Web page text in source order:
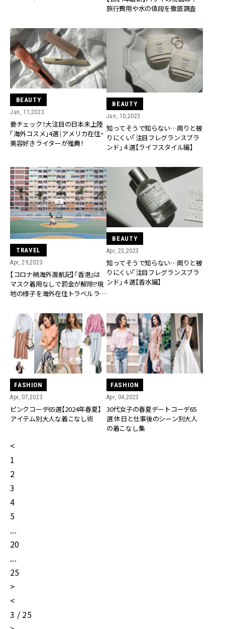
旅行費用や水の値段を徹底調査
BEAUTY
Jun, 11,2023
要チェック！大注目の日本未上陸
「海外コスメ」4選｜アメリカ在住・
美容好きライターが推薦！
BEAUTY
Jun, 10,2023
知ってそうで知らない…周りと被
りにくい「注目フレグランスブラ
ンド」４選【ライフスタイル編】
TRAVEL
Apr, 29,2023
【コロナ禍海外渡航記】『香港』は
マスク着用なしで罰金が解除!?現
地の様子を海外在住トラベルライ
BEAUTY
Apr, 23,2023
知ってそうで知らない…周りと被
りにくい「注目フレグランスブラ
ンド」４選【香水編】
FASHION
Apr, 07,2023
ピンクコーデ65選【2024年春夏】
アイテム別大人な着こなし術
FASHION
Apr, 04,2023
30代女子の春夏デートコーデ65
選 休日と仕事後のシーン別大人
の着こなし集
<
1
2
3
4
5
...
20
...
25
>
<
3 / 25